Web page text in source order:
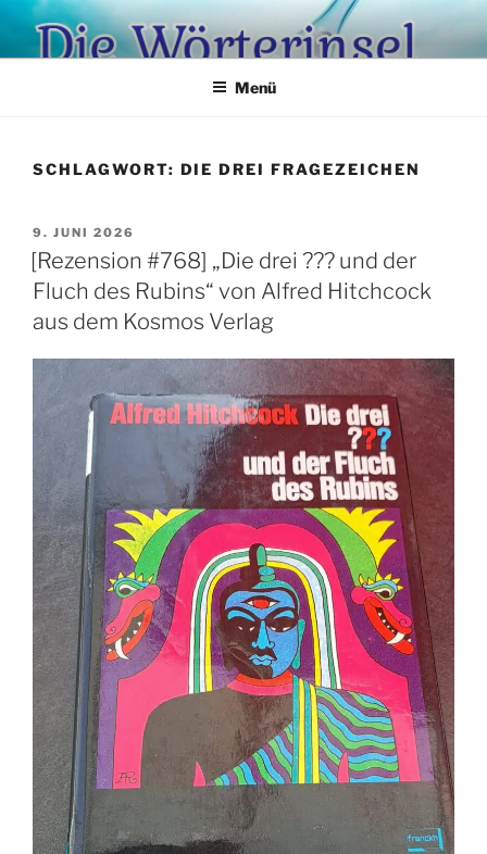
Zum
Inhalt
springen
Menü
SCHLAGWORT: DIE DREI FRAGEZEICHEN
VERÖFFENTLICHT
AM
9. JUNI 2026
[Rezension #768] „Die drei ??? und der
Fluch des Rubins“ von Alfred Hitchcock
aus dem Kosmos Verlag